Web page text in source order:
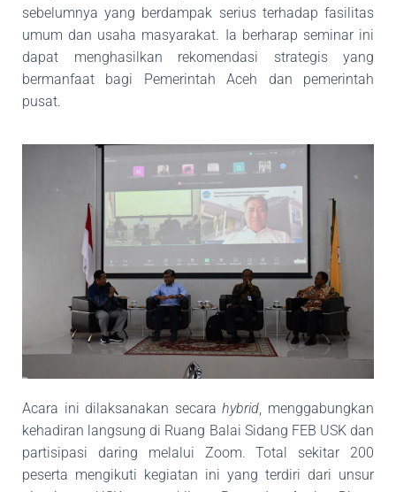
sebelumnya yang berdampak serius terhadap fasilitas
umum dan usaha masyarakat. Ia berharap seminar ini
dapat menghasilkan rekomendasi strategis yang
bermanfaat bagi Pemerintah Aceh dan pemerintah
pusat.
Acara ini dilaksanakan secarahybrid, menggabungkan
kehadiran langsung di Ruang Balai Sidang FEB USK dan
partisipasi daring melalui Zoom. Total sekitar 200
peserta mengikuti kegiatan ini yang terdiri dari unsur